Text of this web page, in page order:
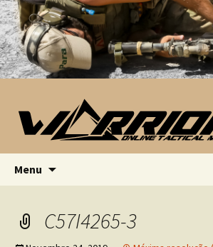
Menu
C57I4265-3